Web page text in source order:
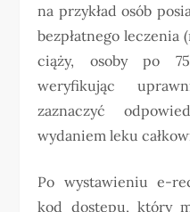
na przykład osób
bezpłatnego leczenia
ciąży, osoby po
weryfikując
zaznaczyć
wydaniem leku
Po wystawieniu e-
kod dostępu, który